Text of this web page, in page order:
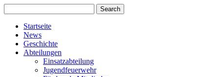
Startseite
News
Geschichte
Abteilungen
Einsatzabteilung
Jugendfeuerwehr